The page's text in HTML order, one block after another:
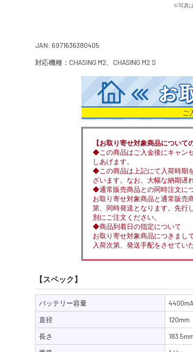
※写真
JAN: 6971636380405
対応機種：CHASING M2、CHASING M2 S
ご
【お取り寄せ対象商品について
◆この商品はご入金後にキャン
しあげます。
◆この商品は上記にて入荷時期
ざいます。なお、大幅な納期遅
◆通常販売商品との同時注文に
お取り寄せ対象商品と通常販売
第、同時発送となります。先行
別にご注文ください。
◆商品到着日の指定について
お取り寄せ対象商品につきまし
入荷次第、発送手配をさせてい
【スペック】
バッテリー容量
直径
120mm
長さ